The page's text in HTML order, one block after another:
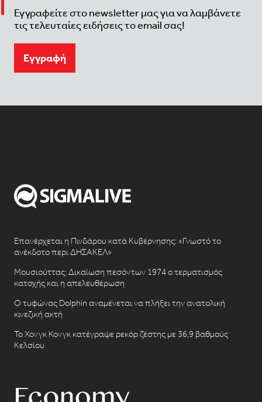
Εγγραφείτε στο newsletter μας για να λαμβάνετε
τις τελευταίες ειδήσεις το email σας!
Eγγραφή
Επανέρχεται η Πινδάρου κατά Κυβέρνησης: «Γνωστό το
ανέκδοτο περι ΔΗΣΑΚΕΛ»
Μουσιούττας: Δικαίωση πεσόντων 1974 ο τερματισμός
κατοχής και η απελευθέρωση
Ο τυφώνας Dolphin αναμένεται να πλήξει την ανατολική
κινεζική ακτή
Το Χονγκ Κονγκ κατέγραψε ρεκόρ ζέστης με 36,9 βαθμούς
Κελσίου